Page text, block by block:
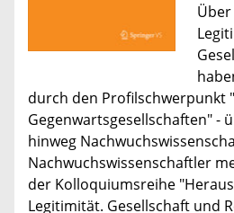
durch den Profilschwerpunkt
Gegenwartsgesellschaften" -
hinweg
Nachwuchswissenschaftler
der Kolloquiumsreihe
Legitimität. Gesellschaft und